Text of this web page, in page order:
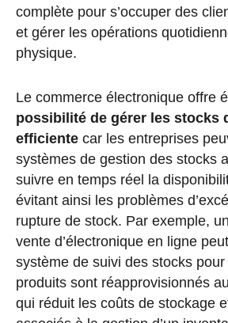
complète pour s’occuper des
et gérer les opérations
physique.
Le commerce électronique offre
possibilité de gérer les stocks
efficiente car les entreprises
systèmes de gestion des stocks
suivre en temps réel la
évitant ainsi les problèmes
rupture de stock. Par exemple,
vente d’électronique en ligne
système de suivi des stocks pour
produits sont réapprovisionnés
qui réduit les coûts de stockage